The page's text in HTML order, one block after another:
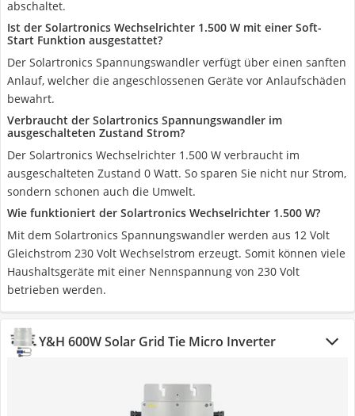
abschaltet.
Ist der Solartronics Wechselrichter 1.500 W mit einer Soft-
Start Funktion ausgestattet?
Der Solartronics Spannungswandler verfügt über einen sanften
Anlauf, welcher die angeschlossenen Geräte vor Anlaufschäden
bewahrt.
Verbraucht der Solartronics Spannungswandler im
ausgeschalteten Zustand Strom?
Der Solartronics Wechselrichter 1.500 W verbraucht im
ausgeschalteten Zustand 0 Watt. So sparen Sie nicht nur Strom,
sondern schonen auch die Umwelt.
Wie funktioniert der Solartronics Wechselrichter 1.500 W?
Mit dem Solartronics Spannungswandler werden aus 12 Volt
Gleichstrom 230 Volt Wechselstrom erzeugt. Somit können viele
Haushaltsgeräte mit einer Nennspannung von 230 Volt
betrieben werden.
Y&H 600W Solar Grid Tie Micro Inverter